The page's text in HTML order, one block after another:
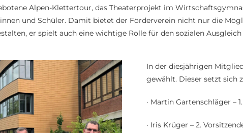
Alpen-Klettertour, das Theaterprojekt im
und Schüler. Damit bietet der Förderverein nicht nur die
er spielt auch eine wichtige Rolle für den sozialen Ausgleich
In der diesjährigen
gewählt. Dieser setzt sich
· Martin Gartenschläger –
· Iris Krüger – 2.